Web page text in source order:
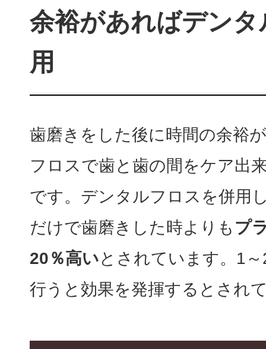
余裕があればデン
用
歯磨きをした後に時間の余裕
フロスで歯と歯の間をケア出
です。デンタルフロスを併用
だけで歯磨きした時よりも プ
20％高いとされています。1
行うと効果を発揮するとされ